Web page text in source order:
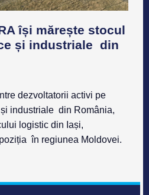
își mărește stocul
și industriale din
dezvoltatorii activi pe
industriale din România,
logistic din Iași,
în regiunea Moldovei.